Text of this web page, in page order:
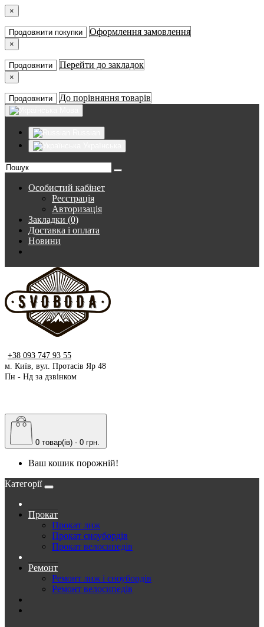
×
Продовжити покупки Оформлення замовлення
×
Продовжити Перейти до закладок
×
Продовжити До порівняння товарів
Особистий кабінет
Реєстрація
Авторизація
Закладки (0)
Доставка і оплата
Новини
+38 093 747 93 55
м. Київ, вул. Протасів Яр 48
Пн - Нд за дзвінком
0 товар(ів) - 0 грн.
Ваш кошик порожній!
Категорії
Прокат
Прокат лиж
Прокат сноубордів
Прокат велосипедів
Ремонт
Ремонт лиж і сноубордів
Ремонт велосипедів